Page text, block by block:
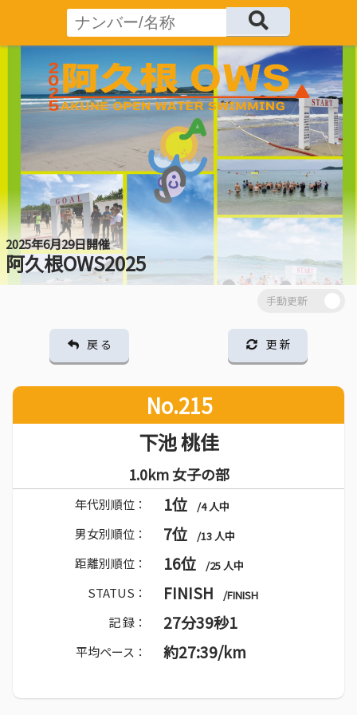
2025年6月29日開催
阿久根OWS2025
戻 る 更 新
No.215
下池 桃佳
1.0km 女子の部
年代別順位： 1位 /4 人中
男女別順位： 7位 /13 人中
距離別順位： 16位 /25 人中
STATUS： FINISH /FINISH
記 録： 27分39秒1
平均ペース： 約27:39/km